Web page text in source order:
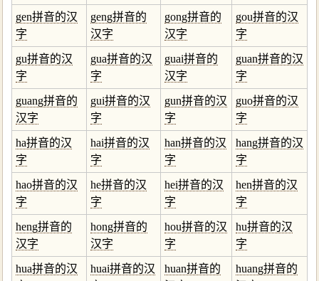
gen拼音的汉
字
geng拼音的
汉字
gong拼音的
汉字
gou拼音的汉
字
gu拼音的汉
字
gua拼音的汉
字
guai拼音的
汉字
guan拼音的汉
字
guang拼音的
汉字
gui拼音的汉
字
gun拼音的汉
字
guo拼音的汉
字
ha拼音的汉
字
hai拼音的汉
字
han拼音的汉
字
hang拼音的汉
字
hao拼音的汉
字
he拼音的汉
字
hei拼音的汉
字
hen拼音的汉
字
heng拼音的
汉字
hong拼音的
汉字
hou拼音的汉
字
hu拼音的汉
字
hua拼音的汉
huai拼音的汉
huan拼音的
huang拼音的